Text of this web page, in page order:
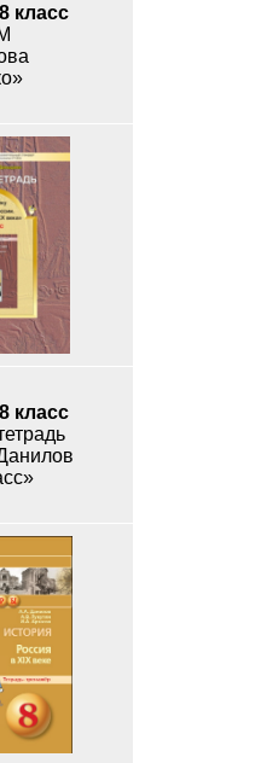
класс
класс